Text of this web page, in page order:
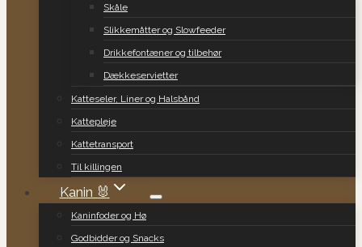
Skåle
Slikkemåtter og Slowfeeder
Drikkefontæner og tilbehør
Dækkeservietter
Katteseler, Liner og Halsbånd
Kattepleje
Kattetransport
Til killingen
Kanin 🐰
Kaninfoder og Hø
Godbidder og Snacks